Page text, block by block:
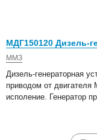
МДГ150120 Дизель-
ММЗ
Дизель-генераторная
приводом от
исполение. Генератор